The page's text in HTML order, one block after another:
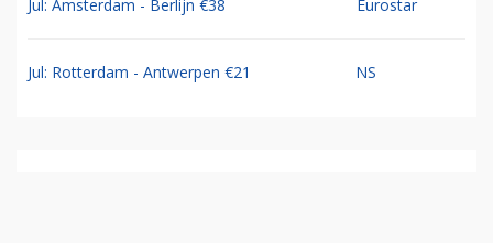
Jul: Amsterdam - Berlijn €38 Eurostar
Jul: Rotterdam - Antwerpen €21 NS